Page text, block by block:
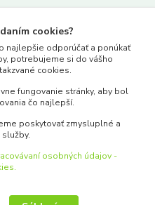
cookies?
najlepšie odporúčať a ponúkať
potrebujeme si do vášho
cookies.
fungovanie stránky, aby bol
čo najlepší.
poskytovať zmysluplné a
osobných údajov -